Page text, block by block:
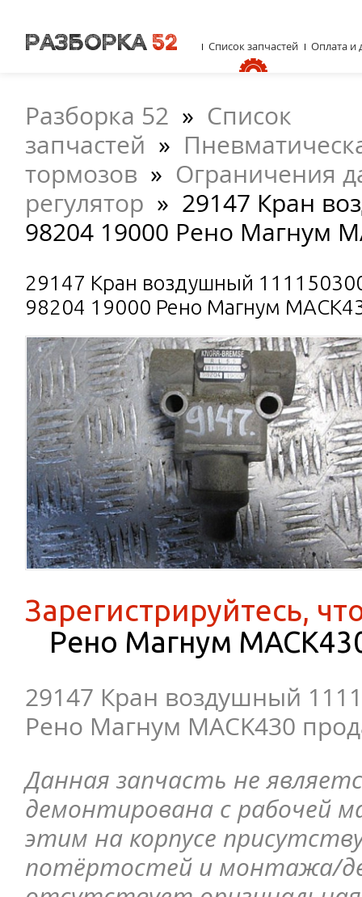
Разборка 52 » Список
запчастей »
тормозов » Ограничения
регулятор » 29147 Кран
98204 19000 Рено Магнум
29147 Кран воздушный
98204 19000 Рено Магнум
Зарегистрируйтесь,
Рено Магнум
29147 Кран воздушный
Рено Магнум MACK430
Данная запчасть не
демонтирована с рабочей
этим на корпусе
потёртостей и монтажа/
Список запчастей Оплата и